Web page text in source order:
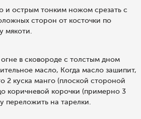
и острым тонким ножом срезать с
сторон от косточки по
мякоти.
в сковороде с толстым дном
масло, Когда масло зашипит,
2 куска манго (плоской стороной
коричневой корочки (примерно 3
переложить на тарелки.